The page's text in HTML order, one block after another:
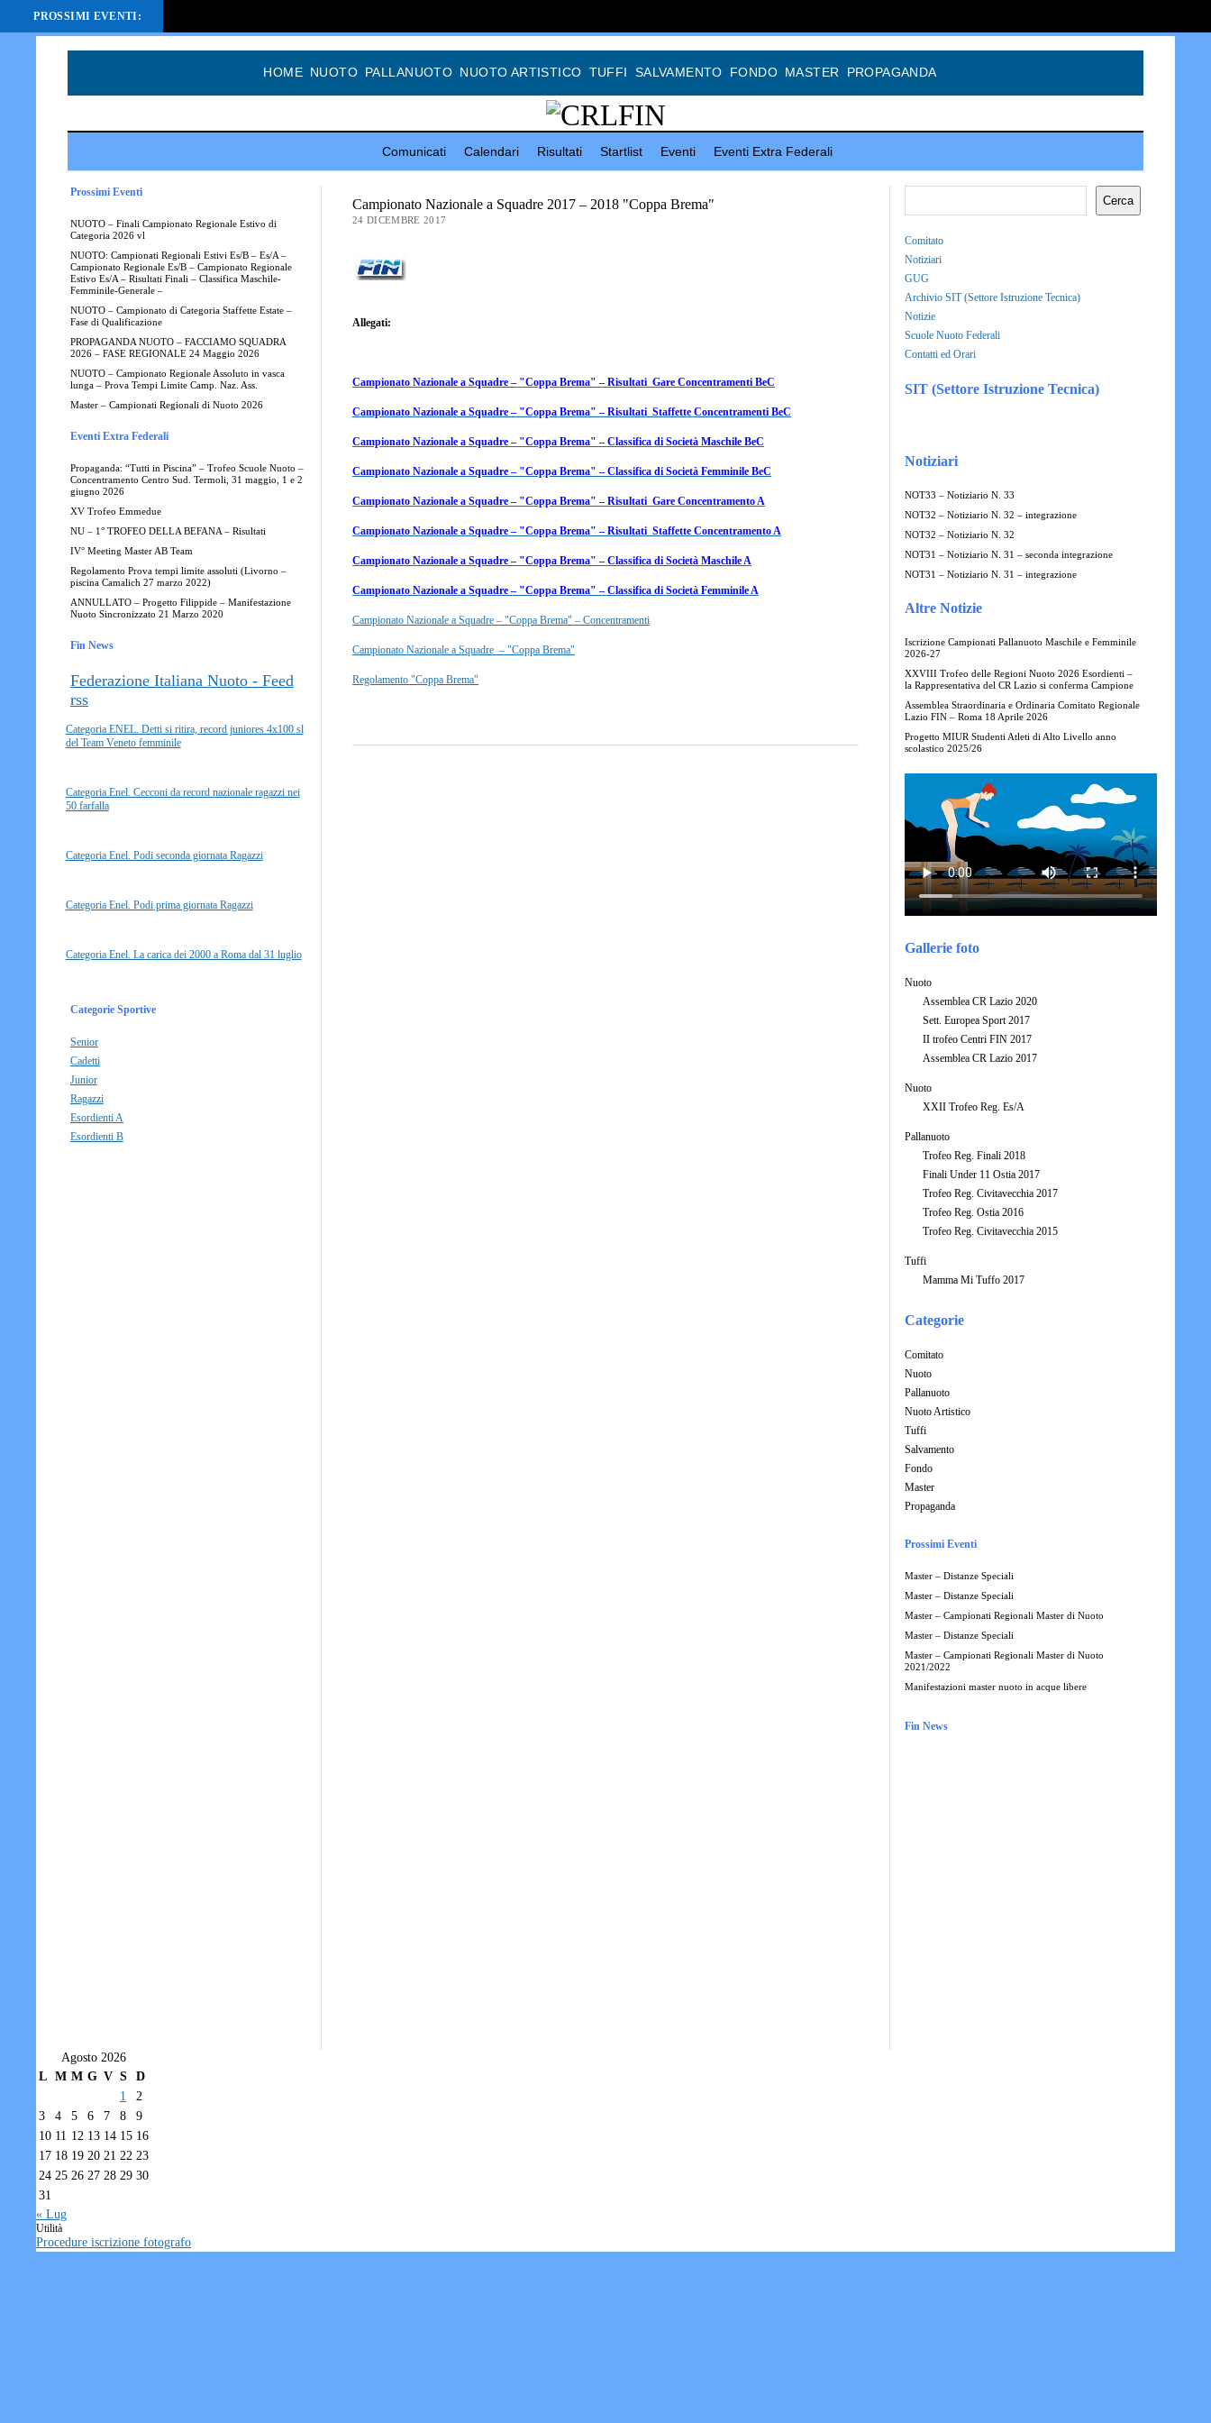
HOME NUOTO PALLANUOTO NUOTO ARTISTICO TUFFI SALVAMENTO FONDO MASTER PROPAGANDA
Comunicati Calendari Risultati Startlist Eventi Eventi Extra Federali
Prossimi Eventi
NUOTO – Finali Campionato Regionale Estivo di
Categoria 2026 vl
NUOTO: Campionati Regionali Estivi Es/B – Es/A –
Campionato Regionale Es/B – Campionato Regionale
Estivo Es/A – Risultati Finali – Classifica Maschile-
Femminile-Generale –
NUOTO – Campionato di Categoria Staffette Estate –
Fase di Qualificazione
PROPAGANDA NUOTO – FACCIAMO SQUADRA
2026 – FASE REGIONALE 24 Maggio 2026
NUOTO – Campionato Regionale Assoluto in vasca
lunga – Prova Tempi Limite Camp. Naz. Ass.
Master – Campionati Regionali di Nuoto 2026
Eventi Extra Federali
Propaganda: “Tutti in Piscina” – Trofeo Scuole Nuoto –
Concentramento Centro Sud. Termoli, 31 maggio, 1 e 2
giugno 2026
XV Trofeo Emmedue
NU – 1° TROFEO DELLA BEFANA – Risultati
IV° Meeting Master AB Team
Regolamento Prova tempi limite assoluti (Livorno –
piscina Camalich 27 marzo 2022)
ANNULLATO – Progetto Filippide – Manifestazione
Nuoto Sincronizzato 21 Marzo 2020
Fin News
Federazione Italiana Nuoto - Feed
rss
Categoria ENEL. Detti si ritira, record juniores 4x100 sl
del Team Veneto femminile
Categoria Enel. Cecconi da record nazionale ragazzi nei
50 farfalla
Categoria Enel. Podi seconda giornata Ragazzi
Categoria Enel. Podi prima giornata Ragazzi
Categoria Enel. La carica dei 2000 a Roma dal 31 luglio
Categorie Sportive
Senior
Cadetti
Junior
Ragazzi
Esordienti A
Esordienti B
Campionato Nazionale a Squadre 2017 – 2018 "Coppa Brema"
24 DICEMBRE 2017
Allegati:
Campionato Nazionale a Squadre – "Coppa Brema" – Risultati Gare Concentramenti BeC
Campionato Nazionale a Squadre – "Coppa Brema" – Risultati Staffette Concentramenti BeC
Campionato Nazionale a Squadre – "Coppa Brema" – Classifica di Società Maschile BeC
Campionato Nazionale a Squadre – "Coppa Brema" – Classifica di Società Femminile BeC
Campionato Nazionale a Squadre – "Coppa Brema" – Risultati Gare Concentramento A
Campionato Nazionale a Squadre – "Coppa Brema" – Risultati Staffette Concentramento A
Campionato Nazionale a Squadre – "Coppa Brema" – Classifica di Società Maschile A
Campionato Nazionale a Squadre – "Coppa Brema" – Classifica di Società Femminile A
Campionato Nazionale a Squadre – "Coppa Brema" – Concentramenti
Campionato Nazionale a Squadre – "Coppa Brema"
Regolamento "Coppa Brema"
Cerca
Comitato
Notiziari
GUG
Archivio SIT (Settore Istruzione Tecnica)
Notizie
Scuole Nuoto Federali
Contatti ed Orari
SIT (Settore Istruzione Tecnica)
Notiziari
NOT33 – Notiziario N. 33
NOT32 – Notiziario N. 32 – integrazione
NOT32 – Notiziario N. 32
NOT31 – Notiziario N. 31 – seconda integrazione
NOT31 – Notiziario N. 31 – integrazione
Altre Notizie
Iscrizione Campionati Pallanuoto Maschile e Femminile
2026-27
XXVIII Trofeo delle Regioni Nuoto 2026 Esordienti –
la Rappresentativa del CR Lazio si conferma Campione
Assemblea Straordinaria e Ordinaria Comitato Regionale
Lazio FIN – Roma 18 Aprile 2026
Progetto MIUR Studenti Atleti di Alto Livello anno
scolastico 2025/26
Gallerie foto
Nuoto
Assemblea CR Lazio 2020
Sett. Europea Sport 2017
II trofeo Centri FIN 2017
Assemblea CR Lazio 2017
Nuoto
XXII Trofeo Reg. Es/A
Pallanuoto
Trofeo Reg. Finali 2018
Finali Under 11 Ostia 2017
Trofeo Reg. Civitavecchia 2017
Trofeo Reg. Ostia 2016
Trofeo Reg. Civitavecchia 2015
Tuffi
Mamma Mi Tuffo 2017
Categorie
Comitato
Nuoto
Pallanuoto
Nuoto Artistico
Tuffi
Salvamento
Fondo
Master
Propaganda
Prossimi Eventi
Master – Distanze Speciali
Master – Distanze Speciali
Master – Campionati Regionali Master di Nuoto
Master – Distanze Speciali
Master – Campionati Regionali Master di Nuoto
2021/2022
Manifestazioni master nuoto in acque libere
Fin News
Agosto 2026
L M M G V S
D
1
2
3
4 5 6 7 8
9
10 11 12 13 14 15 16
17 18 19 20 21 22 23
24 25 26 27 28 29 30
31
« Lug
Utilità
Procedure iscrizione fotografo
PROSSIMI EVENTI: